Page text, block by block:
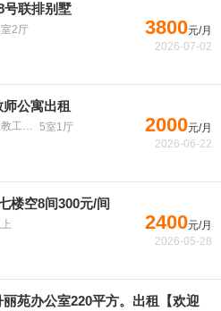
号联排别墅
2厅
3800元/月
2026-07-02
公寓出租
工住宅5室1厅
2000元/月
2026-06-22
楼空8间300元/间
2400元/月
2026-05-28
丽苑办公室220平方。出租【欢迎